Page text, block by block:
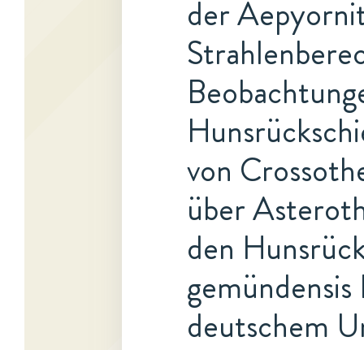
der
von
über
den
deutschem